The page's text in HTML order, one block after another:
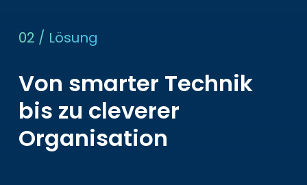
02 / Lösung
Von smarter Technik
bis zu cleverer
Organisation